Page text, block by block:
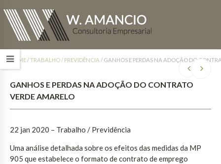
HOME/TRABALHO / PREVIDÊNCIA / GANHOS E PERDAS NA ADOÇÃO DO
GANHOS E PERDAS NA ADOÇÃO DO CONTRATO
VERDE AMARELO
22 jan 2020 – Trabalho / Previdência
Uma análise detalhada sobre os efeitos das medidas da MP
905 que estabelece o formato de contrato de emprego